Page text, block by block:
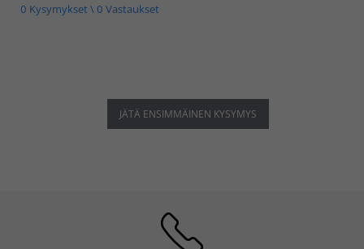
0 Kysymykset \ 0 Vastaukset
JÄTÄ ENSIMMÄINEN KYSYMYS